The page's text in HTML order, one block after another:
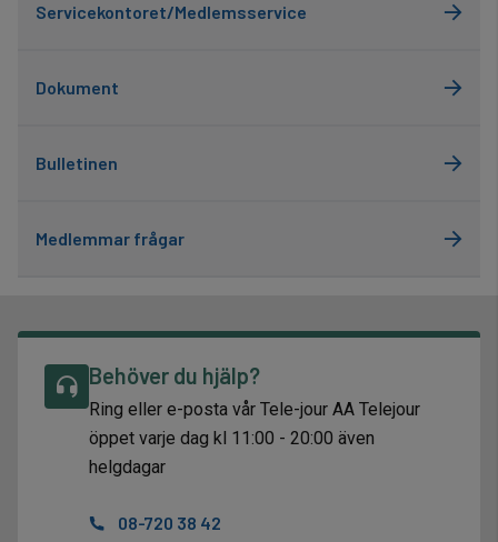
Servicekontoret/Medlemsservice
Dokument
Bulletinen
Medlemmar frågar
Behöver du hjälp?
Ring eller e-posta vår Tele-jour AA Telejour
öppet varje dag kl 11:00 - 20:00 även
helgdagar
08-720 38 42